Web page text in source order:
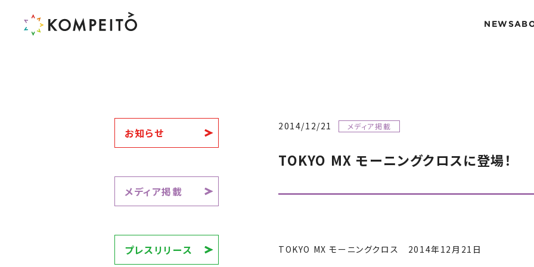
NEWS
お知らせ
メディア掲載
プレスリリース
2014/12/21 メディア掲載
TOKYO MX モーニングクロスに登場！
TOKYO MX モーニングクロス 2014年12月21日